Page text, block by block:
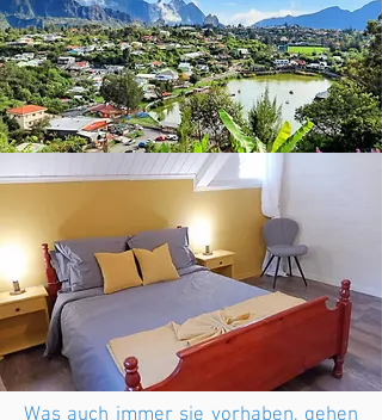
Was auch immer sie vorhaben, gehen